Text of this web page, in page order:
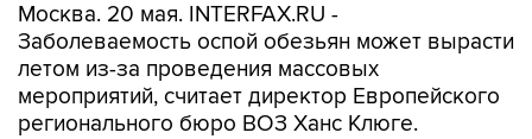
Москва. 20 мая. INTERFAX.RU -
Заболеваемость оспой обезьян может вырасти
летом из-за проведения массовых
мероприятий, считает директор Европейского
регионального бюро ВОЗ Ханс Клюге.